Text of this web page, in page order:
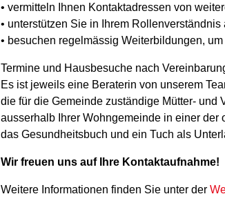
• vermitteln Ihnen Kontaktadressen von
• unterstützen Sie in Ihrem Rollenverständnis
• besuchen regelmässig Weiterbildungen,
Termine und Hausbesuche nach
Es ist jeweils eine Beraterin von unserem
die für die Gemeinde zuständige Mütter- und
ausserhalb Ihrer Wohngemeinde in einer
das Gesundheitsbuch und ein Tuch als
Wir freuen uns auf Ihre Kontaktaufnahme!
Weitere Informationen finden Sie unter der